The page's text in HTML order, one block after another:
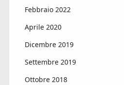
Febbraio 2022
Aprile 2020
Dicembre 2019
Settembre 2019
Ottobre 2018